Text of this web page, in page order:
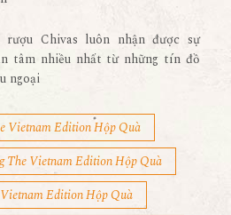
rượu Chivas luôn nhận được sự
tâm nhiều nhất từ những tín đồ
ngoại
Vietnam Edition Hộp Quà
The Vietnam Edition Hộp Quà
Edition Hộp Quà